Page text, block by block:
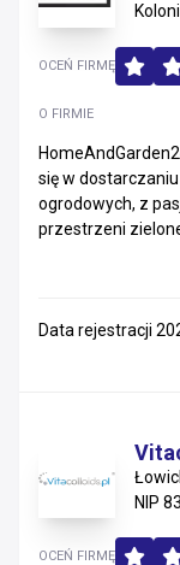
O FIRMIE
się w
ogrodowych, z
przestrzeni
OCEŃ FIRMĘ
Data rejestracji
NIP
OCEŃ FIRMĘ